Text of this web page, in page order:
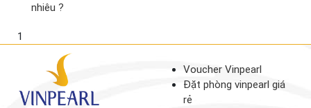
nhiêu ?
1
Voucher Vinpearl
Đặt phòng vinpearl giá
rẻ